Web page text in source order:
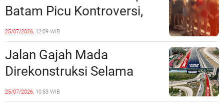
Batam Picu Kontroversi,
Dinilai Bermuatan Sensual
25/07/2026, 12:09 WIB
Jalan Gajah Mada
Direkonstruksi Selama
Empat Minggu, Ini Skema
25/07/2026, 10:53 WIB